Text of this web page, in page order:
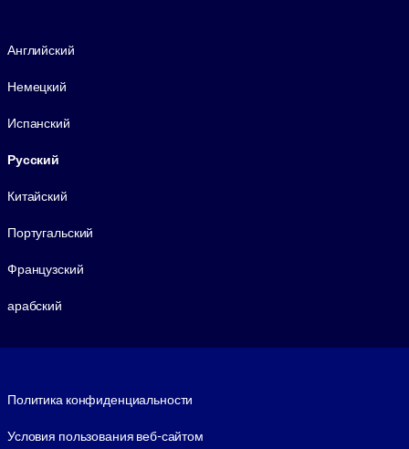
Английский
Немецкий
Испанский
Русский
Китайский
Португальский
Французский
арабский
Политика конфиденциальности
Условия пользования веб-сайтом